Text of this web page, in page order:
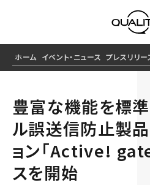
ホーム イベント・ニュース プレスリリー
豊富な機能を標
ル誤送信防止製
ョン「Active!
スを開始